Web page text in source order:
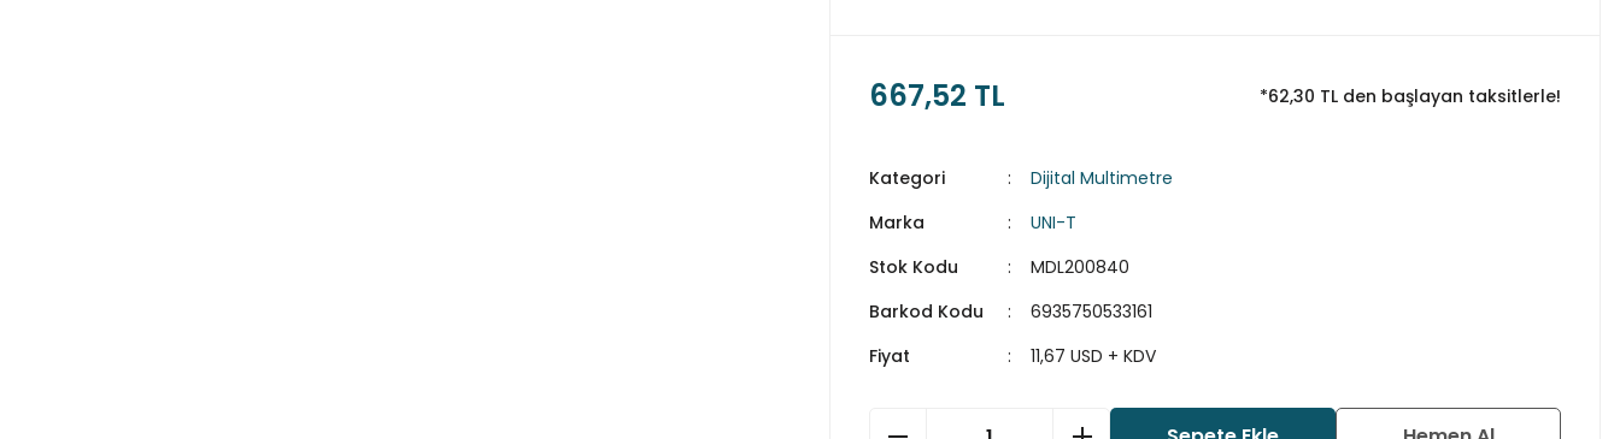
667,52 TL *62,30 TL den başlayan taksitlerle!
Kategori
Dijital Multimetre
Marka
UNI-T
Stok Kodu
MDL200840
Barkod Kodu
6935750533161
Fiyat
11,67 USD + KDV